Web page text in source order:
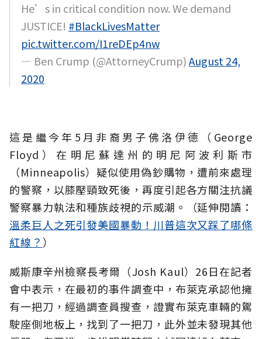
He’s in critical condition now. We demand
JUSTICE! #BlackLivesMatter
pic.twitter.com/I1reDEp4nw
— Ben Crump (@AttorneyCrump)August 24,
2020
這是繼今年5月非裔男子佛洛伊德（George
Floyd）在明尼蘇達州的明尼阿波利斯市
（Minneapolis）疑似使用偽鈔購物，遭前來處理
的警察，以膝壓頸致死後，再度引起各方關注抗議
警察暴力執法和種族歧視的示威潮。（延伸閱讀：
溫柔巨人之死引發美國暴動！川普這次又踩了哪條
紅線？ ）
威斯康辛州檢察長考爾（Josh Kaul）26日在記者
會中表示，在最初的事件調查中，布萊克承認他擁
有一把刀，經過調查員搜查，證實布萊克車輛的駕
駛座側地板上，找到了一把刀，此外並未發現其他